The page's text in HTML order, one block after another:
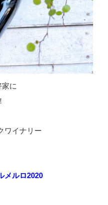
に
ワイナリー
メルロ2020